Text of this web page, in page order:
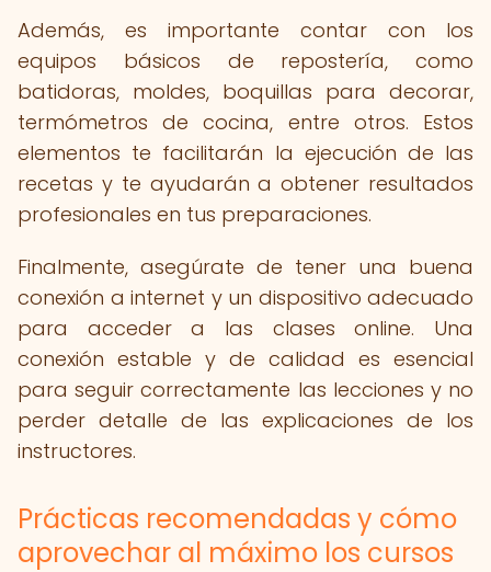
Además, es importante contar con los
equipos básicos de repostería, como
batidoras, moldes, boquillas para decorar,
termómetros de cocina, entre otros. Estos
elementos te facilitarán la ejecución de las
recetas y te ayudarán a obtener resultados
profesionales en tus preparaciones.
Finalmente, asegúrate de tener una buena
conexión a internet y un dispositivo adecuado
para acceder a las clases online. Una
conexión estable y de calidad es esencial
para seguir correctamente las lecciones y no
perder detalle de las explicaciones de los
instructores.
Prácticas recomendadas y cómo
aprovechar al máximo los cursos